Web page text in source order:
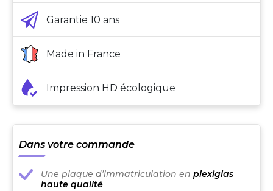
Garantie 10 ans
Made in France
Impression HD écologique
Dans votre commande
Une plaque d’immatriculation en plexiglas
haute qualité